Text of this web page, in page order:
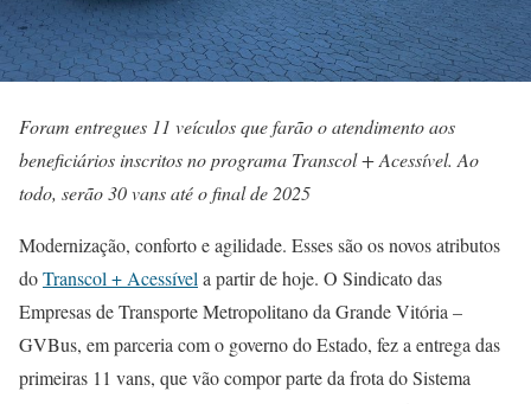
Foram entregues 11 veículos que farão o atendimento aos
beneficiários inscritos no programa Transcol + Acessível. Ao
todo, serão 30 vans até o final de 2025
Modernização, conforto e agilidade. Esses são os novos atributos
doTranscol + Acessível a partir de hoje. O Sindicato das
Empresas de Transporte Metropolitano da Grande Vitória –
GVBus, em parceria com o governo do Estado, fez a entrega das
primeiras 11 vans, que vão compor parte da frota do Sistema